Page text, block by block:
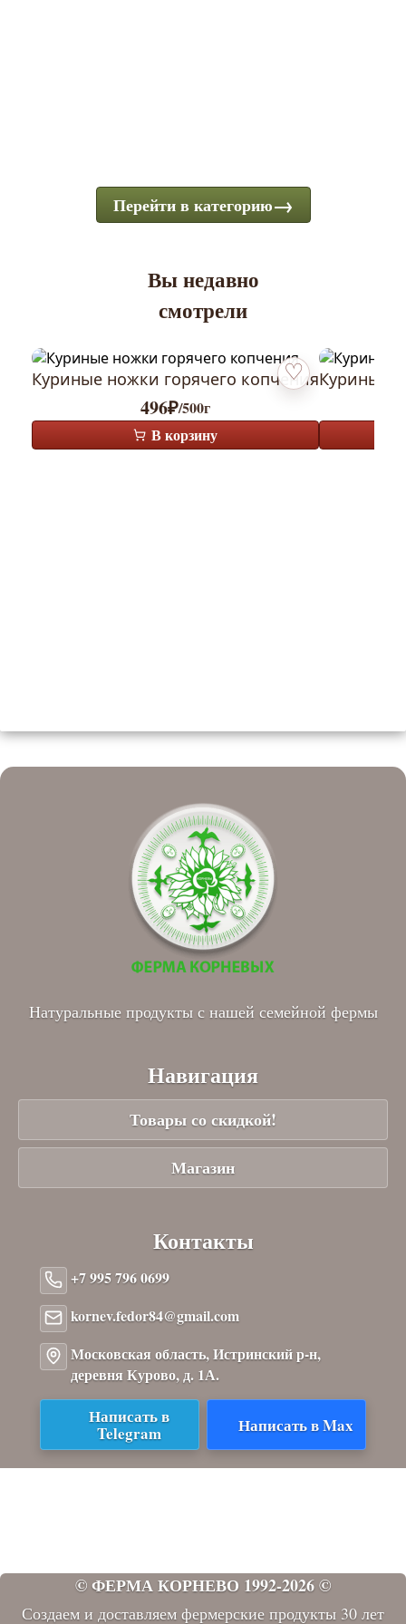
Перейти в категорию
Вы недавно
смотрели
Добавить в
Куриные ножки горячего копчения
496₽/500г
В корзину
Куриные
Натуральные продукты с нашей семейной фермы
Навигация
Товары со скидкой!
Магазин
Контакты
+7 995 796 0699
kornev.fedor84@gmail.com
Московская область, Истринский р-н,
деревня Курово, д. 1А.
Написать в
Telegram Написать в Max
© ФЕРМА КОРНЕВО 1992-2026 ©
Создаем и доставляем фермерские продукты 30 лет